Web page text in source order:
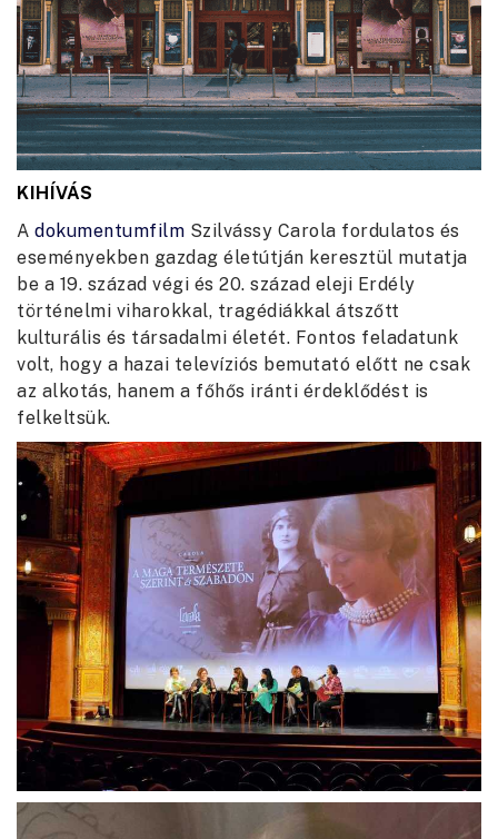
KIHÍVÁS
A dokumentumfilm Szilvássy Carola fordulatos és
eseményekben gazdag életútján keresztül mutatja
be a 19. század végi és 20. század eleji Erdély
történelmi viharokkal, tragédiákkal átszőtt
kulturális és társadalmi életét. Fontos feladatunk
volt, hogy a hazai televíziós bemutató előtt ne csak
az alkotás, hanem a főhős iránti érdeklődést is
felkeltsük.